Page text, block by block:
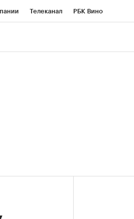
Телеканал РБК Вино